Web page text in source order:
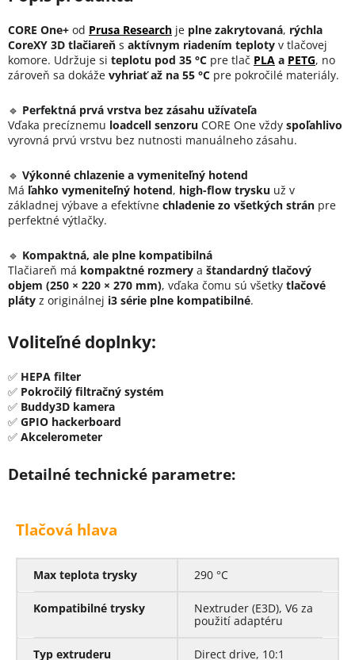
CORE One+ od Prusa Research je plne zakrytovaná, rýchla
CoreXY 3D tlačiareň s aktívnym riadením teploty v tlačovej
komore. Udržuje si teplotu pod 35 °C pre tlač PLA a PETG, no
zároveň sa dokáže vyhriať až na 55 °C pre pokročilé materiály.
🔹 Perfektná prvá vrstva bez zásahu užívateľa
Vďaka precíznemu loadcell senzoru CORE One vždy spoľahlivo
vyrovná prvú vrstvu bez nutnosti manuálneho zásahu.
🔹 Výkonné chlazenie a vymeniteľný hotend
Má ľahko vymeniteľný hotend, high-flow trysku už v
základnej výbave a efektívne chladenie zo všetkých strán pre
perfektné výtlačky.
🔹 Kompaktná, ale plne kompatibilná
Tlačiareň má kompaktné rozmery a štandardný tlačový
objem (250 × 220 × 270 mm), vďaka čomu sú všetky tlačové
pláty z originálnej i3 série plne kompatibilné.
Voliteľné doplnky:
✅ HEPA filter
✅ Pokročilý filtračný systém
✅ Buddy3D kamera
✅ GPIO hackerboard
✅ Akcelerometer
Detailné technické parametre:
Tlačová hlava
Max teplota trysky 290 °C
Kompatibilné trysky
Nextruder (E3D), V6 za
použití adaptéru
Typ extruderu
Direct drive, 10:1